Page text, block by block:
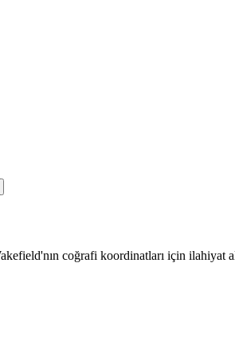
coğrafi koordinatları için ilahiyat